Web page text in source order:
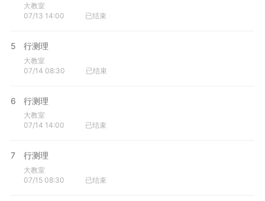
大教室
07/13 14:00
已结束
5 行测理
大教室
07/14 08:30
已结束
6 行测理
大教室
07/14 14:00
已结束
7 行测理
大教室
07/15 08:30
已结束